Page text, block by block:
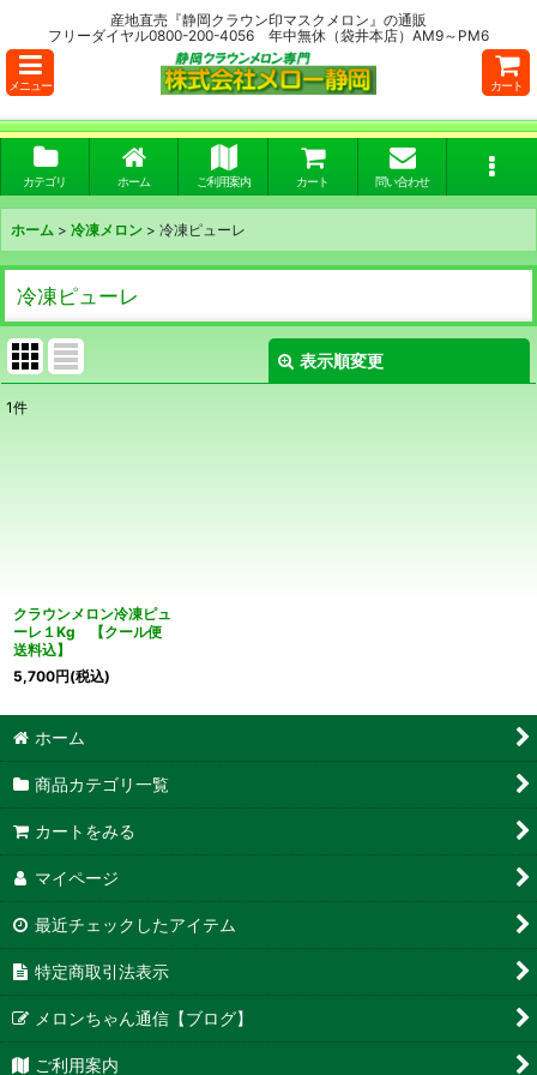
産地直売『静岡クラウン印マスクメロン』の通販
フリーダイヤル0800-200-4056 年中無休（袋井本店）AM9～PM6
メニュー カート
カテゴリ ホーム ご利用案内 カート 問い合わせ
ホーム > 冷凍メロン > 冷凍ピューレ
冷凍ピューレ
表示順変更
1件
クラウンメロン冷凍ピュ
ーレ１Kg 【クール便
送料込】
5,700円(税込)
ホーム
商品カテゴリ一覧
カートをみる
マイページ
最近チェックしたアイテム
特定商取引法表示
メロンちゃん通信【ブログ】
ご利用案内